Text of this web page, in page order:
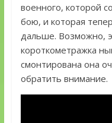
военного, которой
бою, и которая
дальше. Возможно,
короткометражка
смонтирована она
обратить внимание.